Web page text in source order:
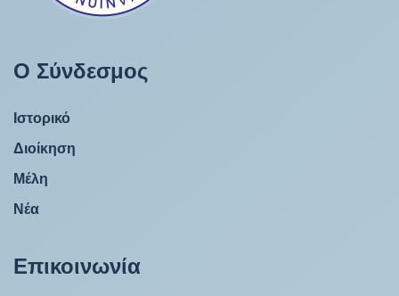
Ο Σύνδεσμος
Ιστορικό
Διοίκηση
Μέλη
Νέα
Επικοινωνία